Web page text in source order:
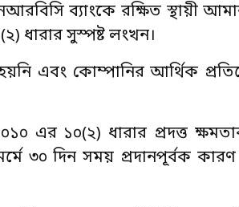
ব্যাংকে রক্ষিত স্থায়ী
ধারার সুস্পষ্ট লংখন।
এবং কোম্পানির আর্থিক
এর ১০(২) ধারার প্রদত্ত
৩০ দিন সময় প্রদানপূর্বক